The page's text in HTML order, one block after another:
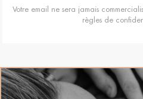
Votre email ne sera jamais
règles de